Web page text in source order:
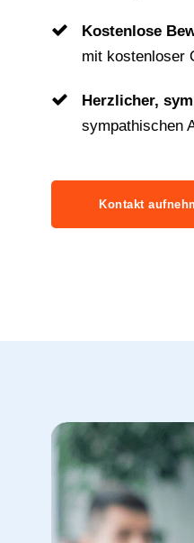
Kostenlose
mit kostenloser
Herzlicher,
sympathischen
Kontakt